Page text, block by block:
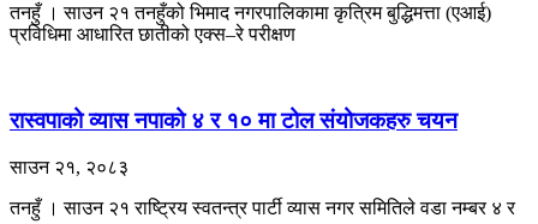
तनहुँ । साउन २१ तनहुँको भिमाद नगरपालिकामा कृत्रिम बुद्धिमत्ता (एआई)
प्रविधिमा आधारित छातीको एक्स–रे परीक्षण
रास्वपाको व्यास नपाको ४ र १० मा टोल संयोजकहरु चयन
साउन २१, २०८३
तनहुँ । साउन २१ राष्ट्रिय स्वतन्त्र पार्टी व्यास नगर समितिले वडा नम्बर ४ र